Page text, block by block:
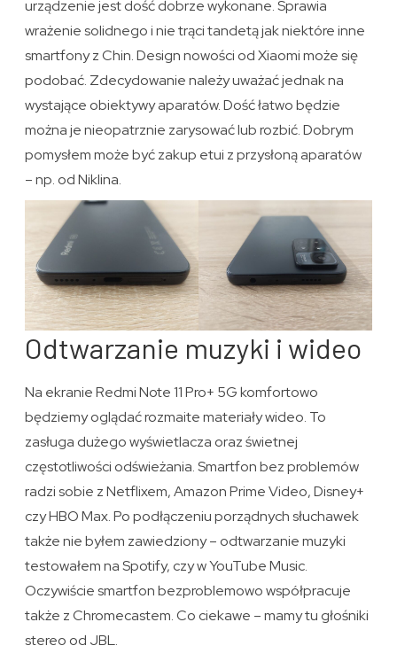
urządzenie jest dość dobrze wykonane. Sprawia
wrażenie solidnego i nie trąci tandetą jak niektóre inne
smartfony z Chin. Design nowości od Xiaomi może się
podobać. Zdecydowanie należy uważać jednak na
wystające obiektywy aparatów. Dość łatwo będzie
można je nieopatrznie zarysować lub rozbić. Dobrym
pomysłem może być zakup etui z przysłoną aparatów
– np. od Niklina.
Odtwarzanie muzyki i wideo
Na ekranie Redmi Note 11 Pro+ 5G komfortowo
będziemy oglądać rozmaite materiały wideo. To
zasługa dużego wyświetlacza oraz świetnej
częstotliwości odświeżania. Smartfon bez problemów
radzi sobie z Netflixem, Amazon Prime Video, Disney+
czy HBO Max. Po podłączeniu porządnych słuchawek
także nie byłem zawiedziony – odtwarzanie muzyki
testowałem na Spotify, czy w YouTube Music.
Oczywiście smartfon bezproblemowo współpracuje
także z Chromecastem. Co ciekawe – mamy tu głośniki
stereo od JBL.